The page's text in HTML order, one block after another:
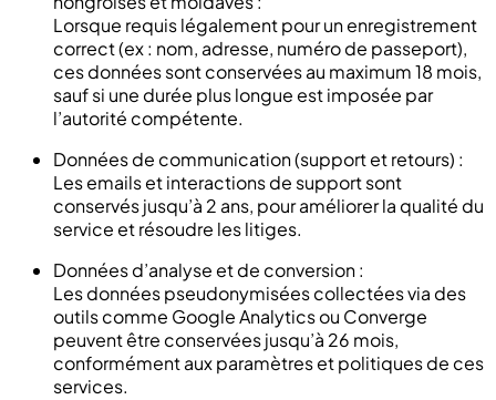
Lorsque requis légalement pour un enregistrement
correct (ex : nom, adresse, numéro de passeport),
ces données sont conservées au maximum 18 mois,
sauf si une durée plus longue est imposée par
l’autorité compétente.
Données de communication (support et retours) :
Les emails et interactions de support sont
conservés jusqu’à 2 ans, pour améliorer la qualité du
service et résoudre les litiges.
Données d’analyse et de conversion :
Les données pseudonymisées collectées via des
outils comme Google Analytics ou Converge
peuvent être conservées jusqu’à 26 mois,
conformément aux paramètres et politiques de ces
services.